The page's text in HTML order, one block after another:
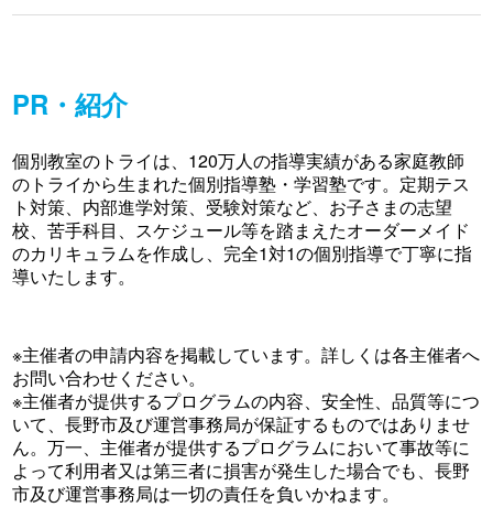
PR・紹介
個別教室のトライは、120万人の指導実績がある家庭教師
のトライから生まれた個別指導塾・学習塾です。定期テス
ト対策、内部進学対策、受験対策など、お子さまの志望
校、苦手科目、スケジュール等を踏まえたオーダーメイド
のカリキュラムを作成し、完全1対1の個別指導で丁寧に指
導いたします。
※主催者の申請内容を掲載しています。詳しくは各主催者へ
お問い合わせください。
※主催者が提供するプログラムの内容、安全性、品質等につ
いて、長野市及び運営事務局が保証するものではありませ
ん。万一、主催者が提供するプログラムにおいて事故等に
よって利用者又は第三者に損害が発生した場合でも、長野
市及び運営事務局は一切の責任を負いかねます。